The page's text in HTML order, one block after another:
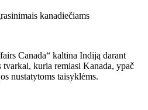
kanadiečiams
Canada“ kaltina Indiją darant
tvarkai, kuria remiasi Kanada, ypač
nustatytoms taisyklėms.